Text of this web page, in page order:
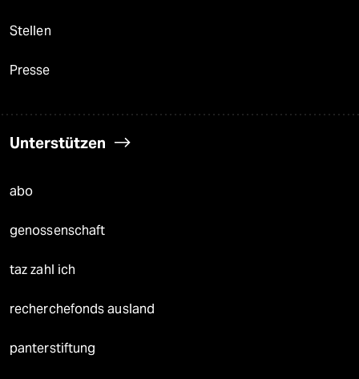
Stellen
Presse
Unterstützen
abo
genossenschaft
taz zahl ich
recherchefonds ausland
panterstiftung